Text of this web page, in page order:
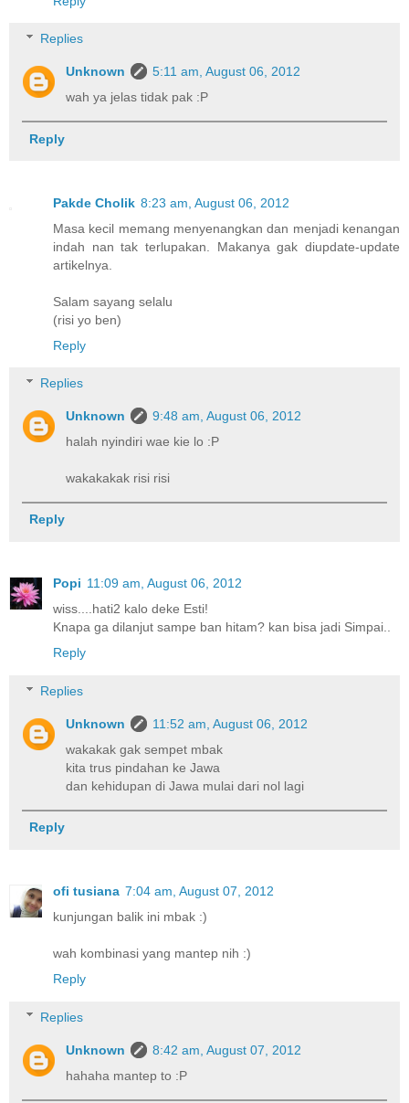
Replies
Unknown
5:11 am, August 06, 2012
wah ya jelas tidak pak :P
Reply
Pakde Cholik 8:23 am, August 06, 2012
Masa kecil memang menyenangkan dan menjadi kenangan
indah nan tak terlupakan. Makanya gak diupdate-update
artikelnya.
Salam sayang selalu
(risi yo ben)
Reply
Replies
Unknown
9:48 am, August 06, 2012
halah nyindiri wae kie lo :P
wakakakak risi risi
Reply
Popi 11:09 am, August 06, 2012
wiss....hati2 kalo deke Esti!
Knapa ga dilanjut sampe ban hitam? kan bisa jadi Simpai..
Reply
Replies
Unknown
11:52 am, August 06, 2012
wakakak gak sempet mbak
kita trus pindahan ke Jawa
dan kehidupan di Jawa mulai dari nol lagi
Reply
ofi tusiana 7:04 am, August 07, 2012
kunjungan balik ini mbak :)
wah kombinasi yang mantep nih :)
Reply
Replies
Unknown
8:42 am, August 07, 2012
hahaha mantep to :P